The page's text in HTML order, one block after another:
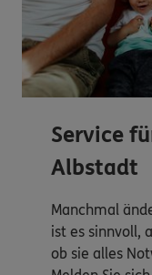
Service
Albstadt
Manchmal
ist es sinnvoll,
ob sie alles